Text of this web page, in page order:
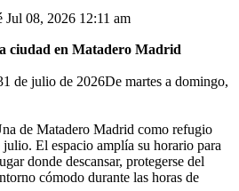
Jul 08, 2026 12:11 am
ciudad en Matadero Madrid
de julio de 2026De martes a domingo,
de Matadero Madrid como refugio
El espacio amplía su horario para
donde descansar, protegerse del
cómodo durante las horas de